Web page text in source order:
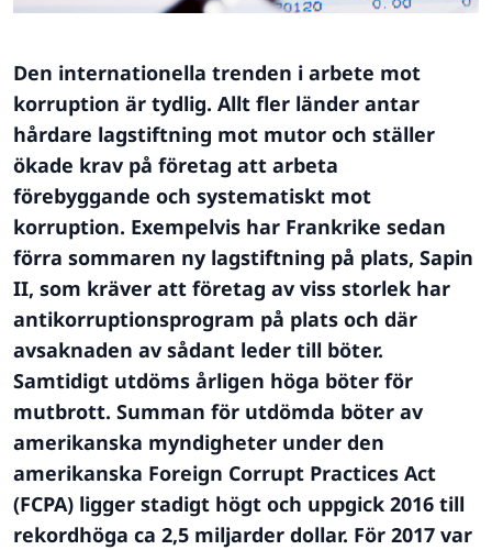
Den internationella trenden i arbete mot
korruption är tydlig. Allt fler länder antar
hårdare lagstiftning mot mutor och ställer
ökade krav på företag att arbeta
förebyggande och systematiskt mot
korruption. Exempelvis har Frankrike sedan
förra sommaren ny lagstiftning på plats, Sapin
II, som kräver att företag av viss storlek har
antikorruptionsprogram på plats och där
avsaknaden av sådant leder till böter.
Samtidigt utdöms årligen höga böter för
mutbrott. Summan för utdömda böter av
amerikanska myndigheter under den
amerikanska Foreign Corrupt Practices Act
(FCPA) ligger stadigt högt och uppgick 2016 till
rekordhöga ca 2,5 miljarder dollar. För 2017 var